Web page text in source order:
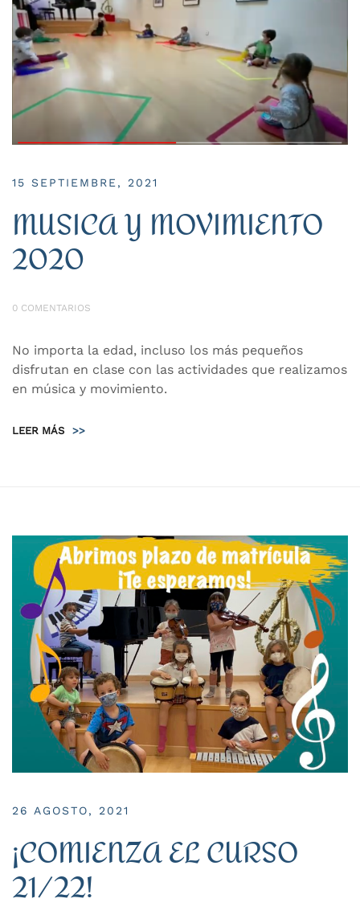
15 SEPTIEMBRE, 2021
MUSICA Y MOVIMIENTO
2020
0 COMENTARIOS
No importa la edad, incluso los más pequeños
disfrutan en clase con las actividades que realizamos
en música y movimiento.
LEER MÁS >>
26 AGOSTO, 2021
¡COMIENZA EL CURSO
21/22!